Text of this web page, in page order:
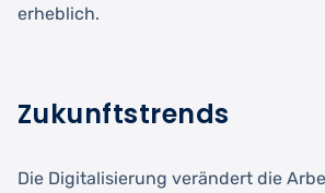
erheblich.
Zukunftstrends
Die Digitalisierung verändert die